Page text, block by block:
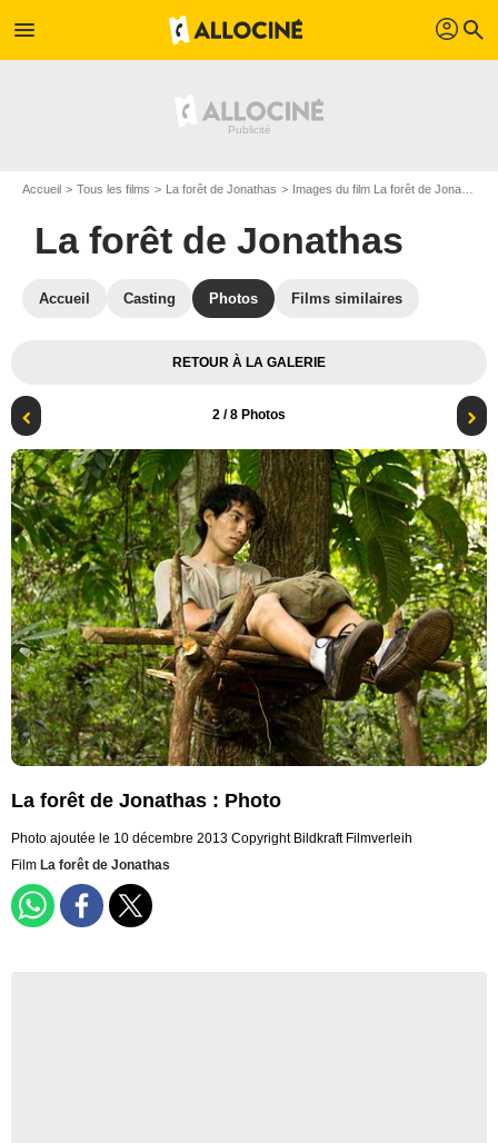
menu profil search
Accueil Tous les films La forêt de Jonathas Images du film La forêt de Jonathas
La forêt de Jonathas
Accueil Casting Photos Films similaires
RETOUR À LA GALERIE
2 / 8 Photos
La forêt de Jonathas : Photo
Photo ajoutée le 10 décembre 2013 Copyright Bildkraft Filmverleih
Film La forêt de Jonathas